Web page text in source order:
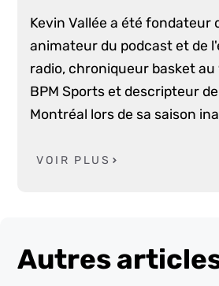
Kevin Vallée a été fondateur
animateur du podcast et de
radio, chroniqueur basket au
BPM Sports et descripteur
Montréal lors de sa saison
VOIR PLUS
Autres